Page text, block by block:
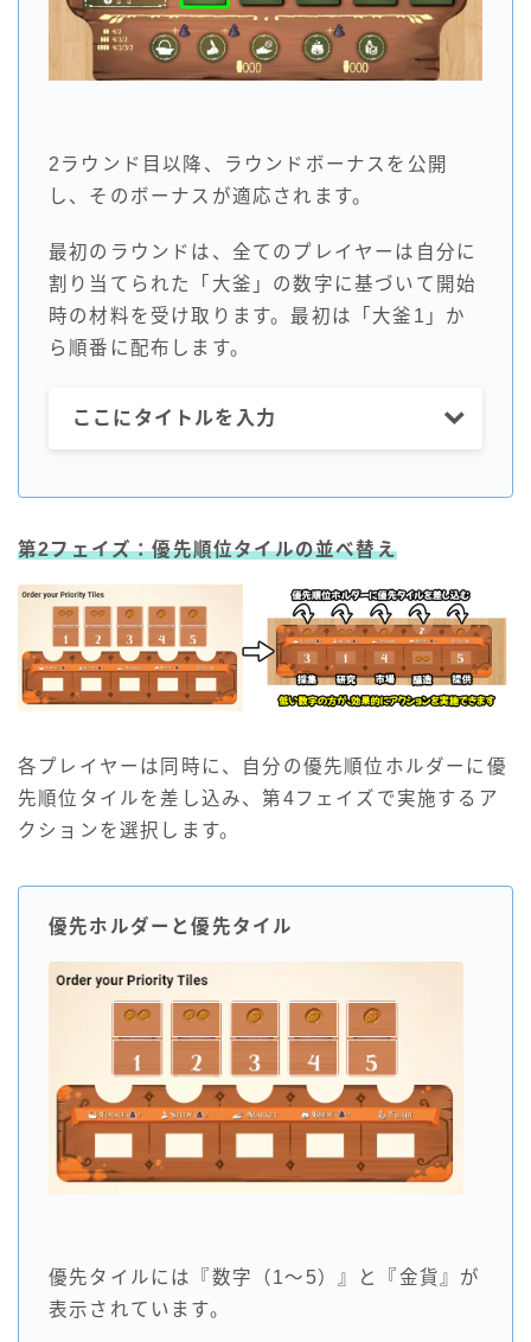
2ラウンド目以降、ラウンドボーナスを公開
し、そのボーナスが適応されます。
最初のラウンドは、全てのプレイヤーは自分に
割り当てられた「大釜」の数字に基づいて開始
時の材料を受け取ります。最初は「大釜1」か
ら順番に配布します。
ここにタイトルを入力
第2フェイズ：優先順位タイルの並べ替え
各プレイヤーは同時に、自分の優先順位ホルダーに優
先順位タイルを差し込み、第4フェイズで実施するア
クションを選択します。
優先ホルダーと優先タイル
優先タイルには『数字（1～5）』と『金貨』が
表示されています。